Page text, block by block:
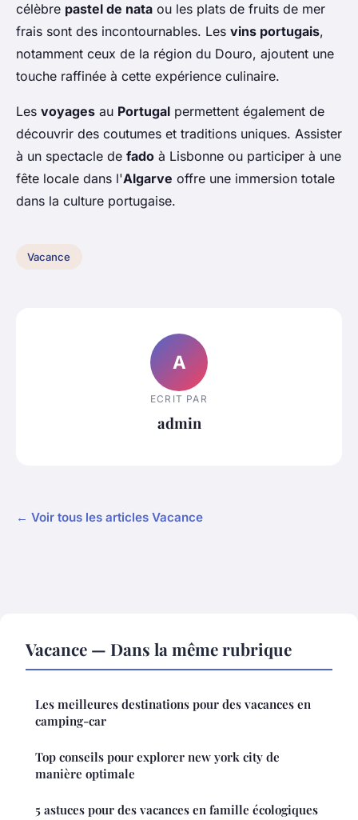
célèbre pastel de nata ou les plats de fruits de mer
frais sont des incontournables. Les vins portugais,
notamment ceux de la région du Douro, ajoutent une
touche raffinée à cette expérience culinaire.
Les voyages au Portugal permettent également de
découvrir des coutumes et traditions uniques. Assister
à un spectacle de fado à Lisbonne ou participer à une
fête locale dans l'Algarve offre une immersion totale
dans la culture portugaise.
Vacance
A
ECRIT PAR
admin
← Voir tous les articles Vacance
Vacance — Dans la même rubrique
Les meilleures destinations pour des vacances en
camping-car
Top conseils pour explorer new york city de
manière optimale
5 astuces pour des vacances en famille écologiques